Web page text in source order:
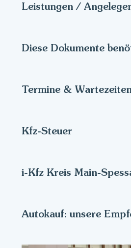
Leistungen /
Diese Dokumente
Termine &
Kfz-Steuer
i-Kfz Kreis Main-
Autokauf: unsere